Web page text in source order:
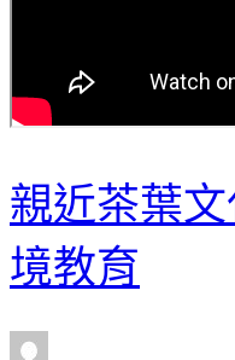
親近茶葉
境教育